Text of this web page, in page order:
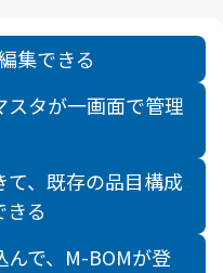
集できる
タが一画面で管理
、既存の品目構成
る
で、M-BOMが登